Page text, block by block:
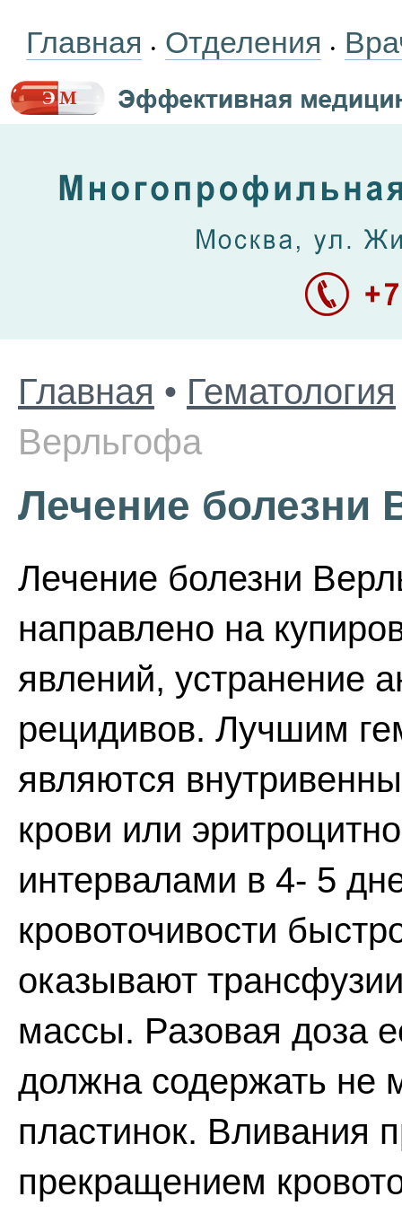
Главная • Отделения •
Главная • Гематология
Верльгофа
Лечение болезни
Лечение болезни
направлено на
явлений, устранение
рецидивов. Лучшим
являются
крови или
интервалами в 4- 5
кровоточивости
оказывают
массы. Разовая доза
должна содержать не
пластинок. Вливания
прекращением